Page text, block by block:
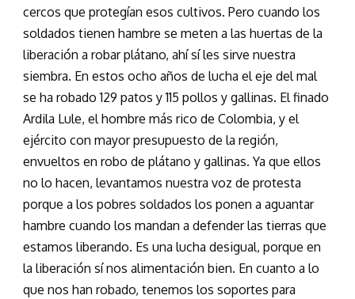
cercos que protegían esos cultivos. Pero cuando los
soldados tienen hambre se meten a las huertas de la
liberación a robar plátano, ahí sí les sirve nuestra
siembra. En estos ocho años de lucha el eje del mal
se ha robado 129 patos y 115 pollos y gallinas. El finado
Ardila Lule, el hombre más rico de Colombia, y el
ejército con mayor presupuesto de la región,
envueltos en robo de plátano y gallinas. Ya que ellos
no lo hacen, levantamos nuestra voz de protesta
porque a los pobres soldados los ponen a aguantar
hambre cuando los mandan a defender las tierras que
estamos liberando. Es una lucha desigual, porque en
la liberación sí nos alimentación bien. En cuanto a lo
que nos han robado, tenemos los soportes para